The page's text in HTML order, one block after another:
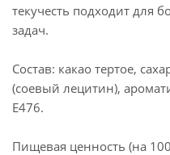
текучесть подходит для
задач.
Состав: какао тертое,
(соевый лецитин),
Е476.
Пищевая ценность (на